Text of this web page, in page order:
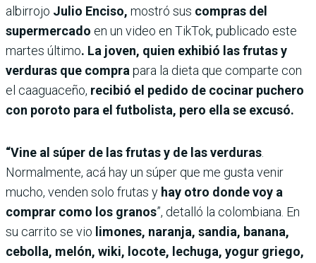
albirrojo Julio Enciso, mostró sus compras del
supermercado en un video en TikTok, publicado este
martes último. La joven, quien exhibió las frutas y
verduras que compra para la dieta que comparte con
el caaguaceño, recibió el pedido de cocinar puchero
con poroto para el futbolista, pero ella se excusó.
“Vine al súper de las frutas y de las verduras
Normalmente, acá hay un súper que me gusta venir
mucho, venden solo frutas y hay otro donde voy a
comprar como los granos”, detalló la colombiana. En
su carrito se vio limones, naranja, sandia, banana,
cebolla, melón, wiki, locote, lechuga, yogur griego,